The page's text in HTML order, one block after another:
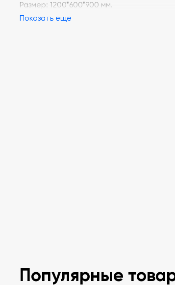
Размер: 1200*600*900 мм.
Показать еще
Популярные